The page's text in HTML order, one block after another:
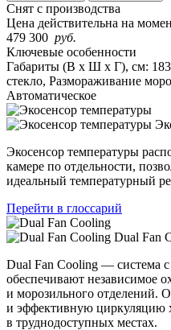
Снят с производства
Цена действительна на
479 300 руб.
Ключевые особенности
Габариты (В х Ш х Г), см:
стекло, Размораживание
Автоматическое
Экосенсор температуры
камере по отдельности,
идеальный температурный
Перейти в глоссарий
Dual Fan
Dual Fan Cooling — система
обеспечивают независимое
и морозильного отделений.
и эффективную циркуляцию
в труднодоступных местах.